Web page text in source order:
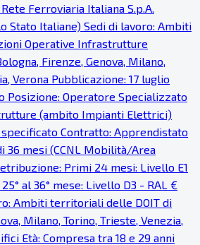
Ferroviaria Italiana S.p.A.
Stato Italiane) Sedi di lavoro: Ambiti
Operative Infrastrutture
Firenze, Genova, Milano,
Verona Pubblicazione: 17 luglio
Posizione: Operatore Specializzato
(ambito Impianti Elettrici)
Contratto: Apprendistato
36 mesi (CCNL Mobilità/Area
Primi 24 mesi: Livello E1
al 36° mese: Livello D3 - RAL €
Ambiti territoriali delle DOIT di
Milano, Torino, Trieste, Venezia,
Età: Compresa tra 18 e 29 anni